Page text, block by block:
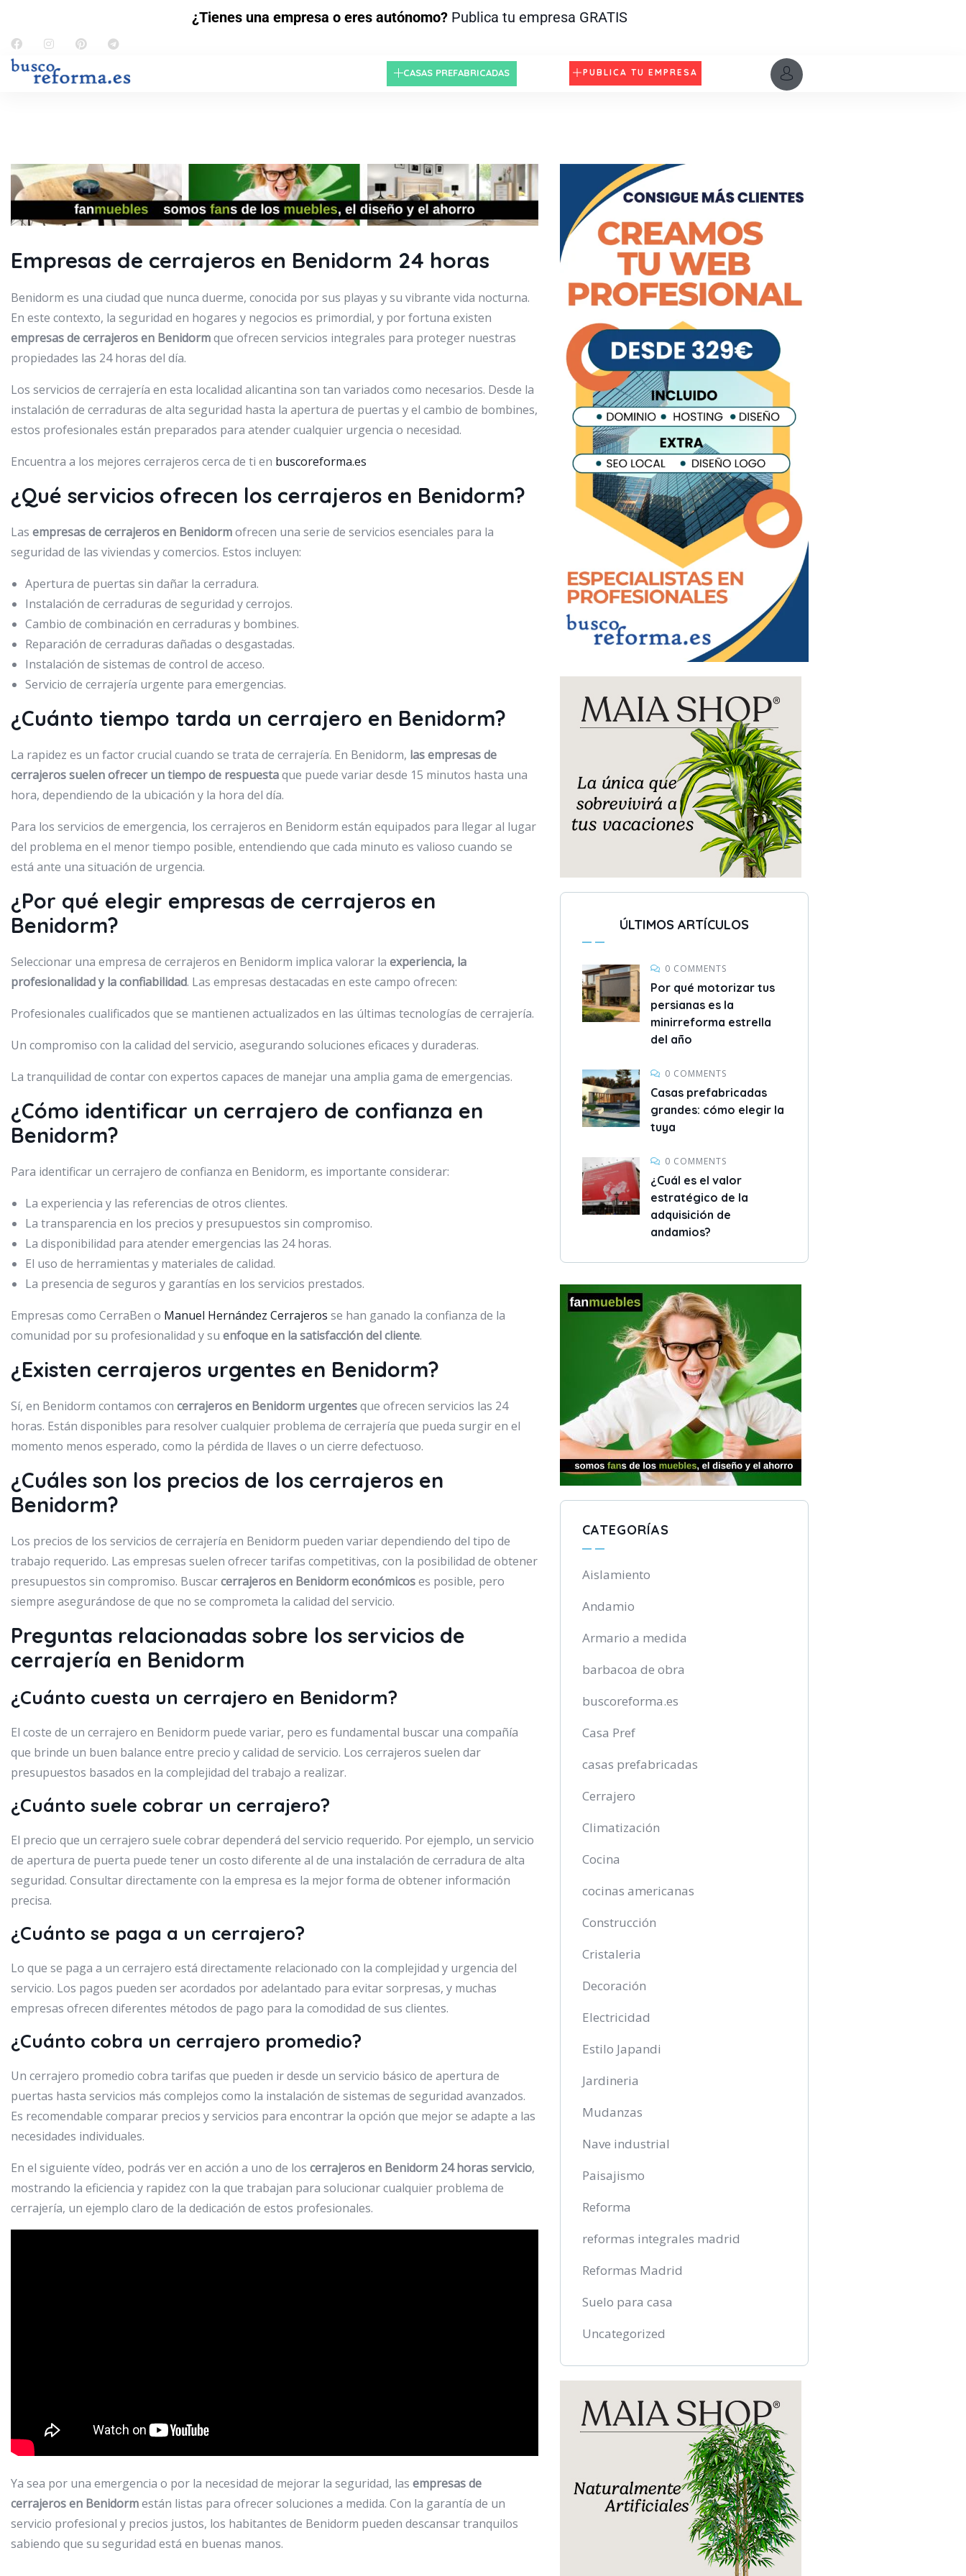
¿Tienes una empresa o eres autónomo? Publica tu empresa GRATIS
CASAS PREFABRICADAS PUBLICA TU EMPRESA
Empresas de cerrajeros en Benidorm 24 horas
Benidorm es una ciudad que nunca duerme, conocida por sus playas y su vibrante vida nocturna.
En este contexto, la seguridad en hogares y negocios es primordial, y por fortuna existen
empresas de cerrajeros en Benidormque ofrecen servicios integrales para proteger nuestras
propiedades las 24 horas del día.
Los servicios de cerrajería en esta localidad alicantina son tan variados como necesarios. Desde la
instalación de cerraduras de alta seguridad hasta la apertura de puertas y el cambio de bombines,
estos profesionales están preparados para atender cualquier urgencia o necesidad.
Encuentra a los mejores cerrajeros cerca de ti en buscoreforma.es
¿Qué servicios ofrecen los cerrajeros en Benidorm?
Las empresas de cerrajeros en Benidormofrecen una serie de servicios esenciales para la
seguridad de las viviendas y comercios. Estos incluyen:
Apertura de puertas sin dañar la cerradura.
Instalación de cerraduras de seguridad y cerrojos.
Cambio de combinación en cerraduras y bombines.
Reparación de cerraduras dañadas o desgastadas.
Instalación de sistemas de control de acceso.
Servicio de cerrajería urgente para emergencias.
¿Cuánto tiempo tarda un cerrajero en Benidorm?
La rapidez es un factor crucial cuando se trata de cerrajería. En Benidorm, las empresas de
cerrajeros suelen ofrecer un tiempo de respuestaque puede variar desde 15 minutos hasta una
hora, dependiendo de la ubicación y la hora del día.
Para los servicios de emergencia, los cerrajeros en Benidorm están equipados para llegar al lugar
del problema en el menor tiempo posible, entendiendo que cada minuto es valioso cuando se
está ante una situación de urgencia.
¿Por qué elegir empresas de cerrajeros en
Benidorm?
Seleccionar una empresa de cerrajeros en Benidorm implica valorar la experiencia, la
profesionalidad y la confiabilidad. Las empresas destacadas en este campo ofrecen:
Profesionales cualificados que se mantienen actualizados en las últimas tecnologías de cerrajería.
Un compromiso con la calidad del servicio, asegurando soluciones eficaces y duraderas.
La tranquilidad de contar con expertos capaces de manejar una amplia gama de emergencias.
¿Cómo identificar un cerrajero de confianza en
Benidorm?
Para identificar un cerrajero de confianza en Benidorm, es importante considerar:
La experiencia y las referencias de otros clientes.
La transparencia en los precios y presupuestos sin compromiso.
La disponibilidad para atender emergencias las 24 horas.
El uso de herramientas y materiales de calidad.
La presencia de seguros y garantías en los servicios prestados.
Empresas como CerraBen o Manuel Hernández Cerrajeros se han ganado la confianza de la
comunidad por su profesionalidad y su enfoque en la satisfacción del cliente.
¿Existen cerrajeros urgentes en Benidorm?
Sí, en Benidorm contamos con cerrajeros en Benidorm urgentesque ofrecen servicios las 24
horas. Están disponibles para resolver cualquier problema de cerrajería que pueda surgir en el
momento menos esperado, como la pérdida de llaves o un cierre defectuoso.
¿Cuáles son los precios de los cerrajeros en
Benidorm?
Los precios de los servicios de cerrajería en Benidorm pueden variar dependiendo del tipo de
trabajo requerido. Las empresas suelen ofrecer tarifas competitivas, con la posibilidad de obtener
presupuestos sin compromiso. Buscarcerrajeros en Benidorm económicoses posible, pero
siempre asegurándose de que no se comprometa la calidad del servicio.
Preguntas relacionadas sobre los servicios de
cerrajería en Benidorm
¿Cuánto cuesta un cerrajero en Benidorm?
El coste de un cerrajero en Benidorm puede variar, pero es fundamental buscar una compañía
que brinde un buen balance entre precio y calidad de servicio. Los cerrajeros suelen dar
presupuestos basados en la complejidad del trabajo a realizar.
¿Cuánto suele cobrar un cerrajero?
El precio que un cerrajero suele cobrar dependerá del servicio requerido. Por ejemplo, un servicio
de apertura de puerta puede tener un costo diferente al de una instalación de cerradura de alta
seguridad. Consultar directamente con la empresa es la mejor forma de obtener información
precisa.
¿Cuánto se paga a un cerrajero?
Lo que se paga a un cerrajero está directamente relacionado con la complejidad y urgencia del
servicio. Los pagos pueden ser acordados por adelantado para evitar sorpresas, y muchas
empresas ofrecen diferentes métodos de pago para la comodidad de sus clientes.
¿Cuánto cobra un cerrajero promedio?
Un cerrajero promedio cobra tarifas que pueden ir desde un servicio básico de apertura de
puertas hasta servicios más complejos como la instalación de sistemas de seguridad avanzados.
Es recomendable comparar precios y servicios para encontrar la opción que mejor se adapte a las
necesidades individuales.
En el siguiente vídeo, podrás ver en acción a uno de los cerrajeros en Benidorm 24 horas servicio,
mostrando la eficiencia y rapidez con la que trabajan para solucionar cualquier problema de
cerrajería, un ejemplo claro de la dedicación de estos profesionales.
Ya sea por una emergencia o por la necesidad de mejorar la seguridad, las empresas de
cerrajeros en Benidormestán listas para ofrecer soluciones a medida. Con la garantía de un
servicio profesional y precios justos, los habitantes de Benidorm pueden descansar tranquilos
sabiendo que su seguridad está en buenas manos.
ÚLTIMOS ARTÍCULOS
0 COMMENTS
Por qué motorizar tus
persianas es la
minirreforma estrella
del año
0 COMMENTS
Casas prefabricadas
grandes: cómo elegir la
tuya
0 COMMENTS
¿Cuál es el valor
estratégico de la
adquisición de
andamios?
CATEGORÍAS
Aislamiento
Andamio
Armario a medida
barbacoa de obra
buscoreforma.es
Casa Pref
casas prefabricadas
Cerrajero
Climatización
Cocina
cocinas americanas
Construcción
Cristaleria
Decoración
Electricidad
Estilo Japandi
Jardineria
Mudanzas
Nave industrial
Paisajismo
Reforma
reformas integrales madrid
Reformas Madrid
Suelo para casa
Uncategorized